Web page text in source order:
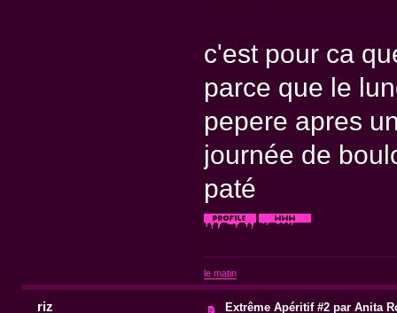
c'est pour ca
parce que le
pepere apres
journée de
paté
le matin
riz Extrême Apéritif #2 par Anita